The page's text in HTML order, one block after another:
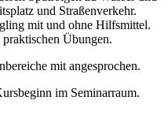
und Straßenverkehr.
mit und ohne Hilfsmittel.
Übungen.
mit angesprochen.
im Seminarraum.